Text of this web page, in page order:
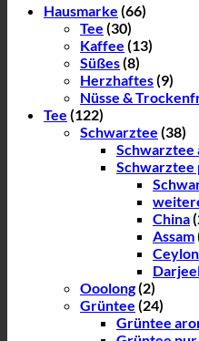
Hausmarke (66)
Tee (30)
Kaffee (13)
Süßes(8)
Herzhaftes(9)
Nüsse &
Tee (122)
Schwarztee (38)
Schwarztee
China
Assam
Ceylon
Ooolong(2)
Grüntee (24)
Grüntee